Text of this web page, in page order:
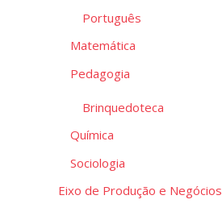
Português
Matemática
Pedagogia
Brinquedoteca
Química
Sociologia
Eixo de Produção e Negócios